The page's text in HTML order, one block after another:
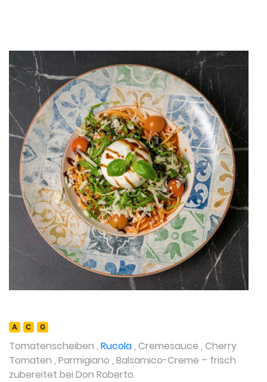
A C G
Tomatenscheiben , Rucola, Cremesauce , Cherry
Tomaten , Parmigiano , Balsamico-Creme – frisch
zubereitet bei Don Roberto.